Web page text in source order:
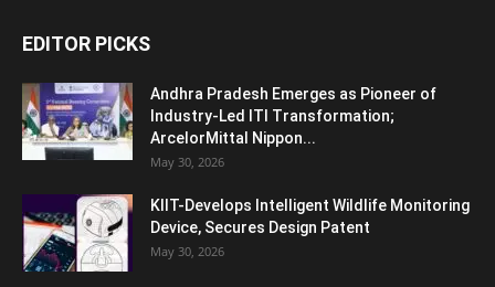
EDITOR PICKS
Andhra Pradesh Emerges as Pioneer of
Industry-Led ITI Transformation;
ArcelorMittal Nippon...
May 30, 2026
KIIT-Develops Intelligent Wildlife Monitoring
Device, Secures Design Patent
May 30, 2026